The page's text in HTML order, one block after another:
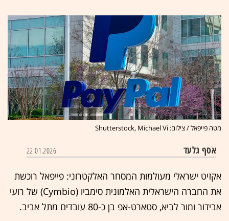
מטה פייפאל / צילום: Shutterstock, Michael Vi
אסף גלעד 22.01.2026
אקזיט ישראלי מעולמות המסחר האלקטרוני: פייפאל רוכשת
את החברה הישראלית האלמונית סימביו (Cymbio) של רועי
אבידור ומור לביא, סטארט-אפ בן כ-80 עובדים מתל אביב.